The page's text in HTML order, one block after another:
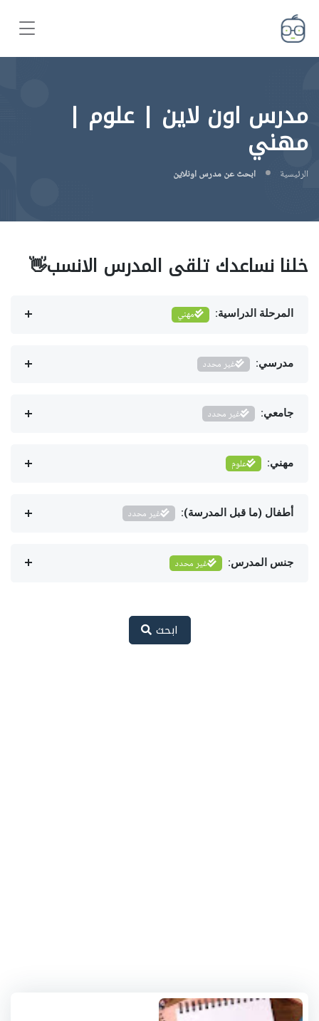
مدرس اون لاين | علوم |
مهني
الرئيسية ابحث عن مدرس اونلاين
خلنا نساعدك تلقى المدرس الانسب👋
المرحلة الدراسية: مهني
مدرسي: غير محدد
جامعي: غير محدد
مهني: علوم
أطفال (ما قبل المدرسة): غير محدد
جنس المدرس: غير محدد
ابحث